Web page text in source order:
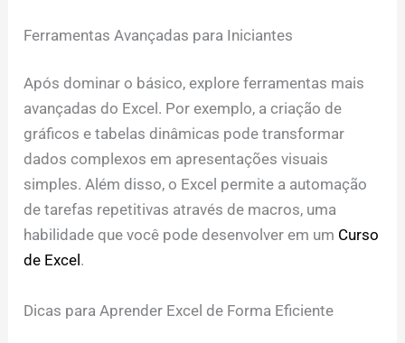
Ferramentas Avançadas para Iniciantes
Após dominar o básico, explore ferramentas mais
avançadas do Excel. Por exemplo, a criação de
gráficos e tabelas dinâmicas pode transformar
dados complexos em apresentações visuais
simples. Além disso, o Excel permite a automação
de tarefas repetitivas através de macros, uma
habilidade que você pode desenvolver em um Curso
de Excel .
Dicas para Aprender Excel de Forma Eficiente